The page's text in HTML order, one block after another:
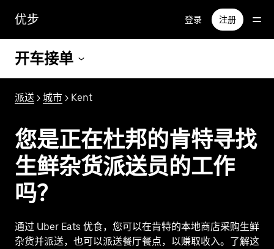
容
优步 登录 注册
开车接单
派送 > 城市 > Kent
您是正在杜邦的肯特寻找
生鲜杂货派送员的工作
吗？
通过 Uber Eats 优食，您可以在肯特的本地商店采购生鲜
杂货并派送，也可以派送餐厅餐点，以赚取收入。了解这